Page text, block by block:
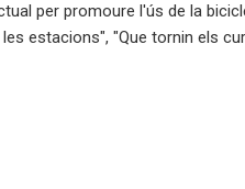
per promoure l'ús de la
estacions", "Que tornin els